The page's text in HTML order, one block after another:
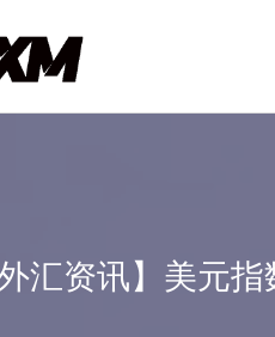
外汇资讯】美元